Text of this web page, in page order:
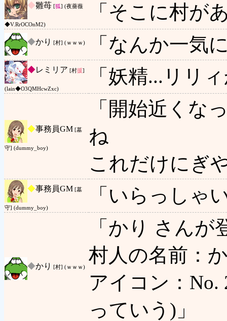
◆雛苺 [狐] (夜薔薇
◆V.RrOCOnM2)
「そこに村が
◆かり [村] (ｗｗｗ) 「なんか一気
◆レミリア [村援]
(lain◆O3QMHcwZxc)
「妖精...リリ
◆事務員GM [墓
守] (dummy_boy)
「開始近くな
ね
これだけにぎ
◆事務員GM [墓
守] (dummy_boy)
「いらっしゃ
◆かり [村] (ｗｗｗ)
「かり さん
村人の名前：
アイコン：
っていう)」